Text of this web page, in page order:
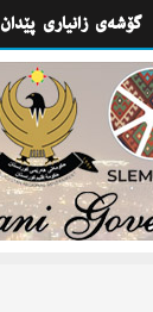
گۆشه‌ی زانیاری پێدان